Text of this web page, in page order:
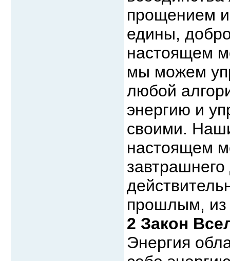
прощением
едины,
настоящем
мы можем
любой
энергию и
своими.
настоящем
прошлым, из
2 Закон
Энергия